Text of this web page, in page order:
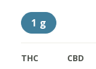
1 g
THC CBD